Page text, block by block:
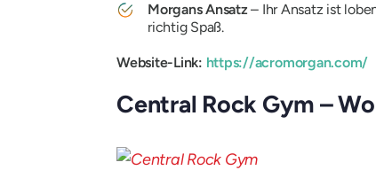
Morgans Ansatz– Ihr Ansatz ist
richtig Spaß.
Website-Link: https://acromorgan.com/
Central Rock Gym –